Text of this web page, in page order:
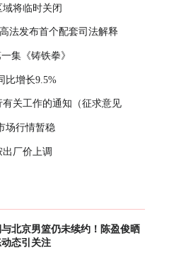
将临时关闭
法发布首个配套司法解释
集《铸铁拳》
比增长9.5%
关工作的通知（征求意见
场行情暂稳
出厂价上调
北京男篮仍未续约！陈盈俊晒
态引关注